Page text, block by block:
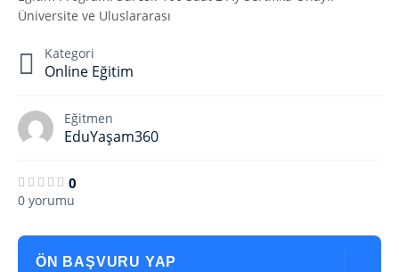
Kategori
Online Eğitim
Eğitmen
EduYaşam360
0
0 yorumu
Üniversite ve Uluslararası
ÖN BAŞVURU YAP